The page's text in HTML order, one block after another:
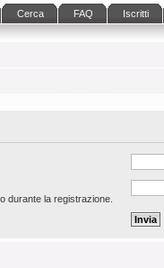
Cerca FAQ Iscritti
durante la registrazione.